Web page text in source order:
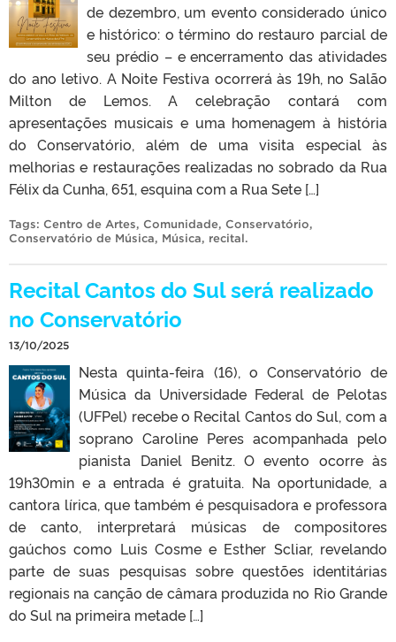
de dezembro, um evento considerado único
e histórico: o término do restauro parcial de
seu prédio – e encerramento das atividades
do ano letivo. A Noite Festiva ocorrerá às 19h, no Salão
Milton de Lemos. A celebração contará com
apresentações musicais e uma homenagem à história
do Conservatório, além de uma visita especial às
melhorias e restaurações realizadas no sobrado da Rua
Félix da Cunha, 651, esquina com a Rua Sete […]
Tags: Centro de Artes, Comunidade, Conservatório,
Conservatório de Música, Música, recital.
Recital Cantos do Sul será realizado
no Conservatório
13/10/2025
Nesta quinta-feira (16), o Conservatório de
Música da Universidade Federal de Pelotas
(UFPel) recebe o Recital Cantos do Sul, com a
soprano Caroline Peres acompanhada pelo
pianista Daniel Benitz. O evento ocorre às
19h30min e a entrada é gratuita. Na oportunidade, a
cantora lírica, que também é pesquisadora e professora
de canto, interpretará músicas de compositores
gaúchos como Luis Cosme e Esther Scliar, revelando
parte de suas pesquisas sobre questões identitárias
regionais na canção de câmara produzida no Rio Grande
do Sul na primeira metade […]